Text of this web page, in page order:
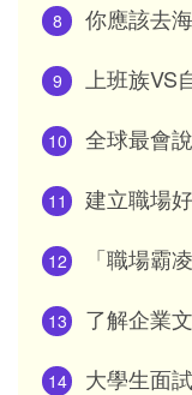
8 你應該去
9 上班族
10 全球最會
11 建立職場
12 「職場霸
13 了解企業
14 大學生面